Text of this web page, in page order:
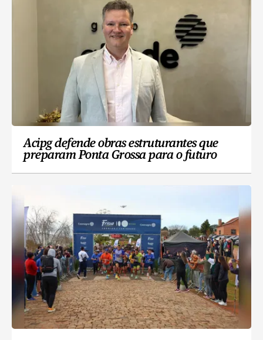
Acipg defende obras estruturantes que
preparam Ponta Grossa para o futuro